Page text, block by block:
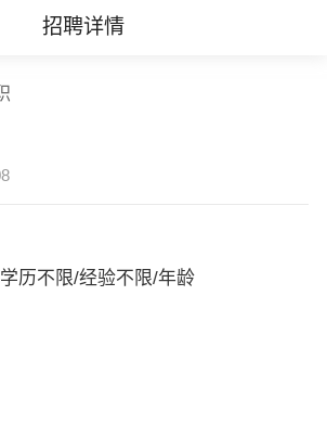
招聘详情
历不限/经验不限/年龄